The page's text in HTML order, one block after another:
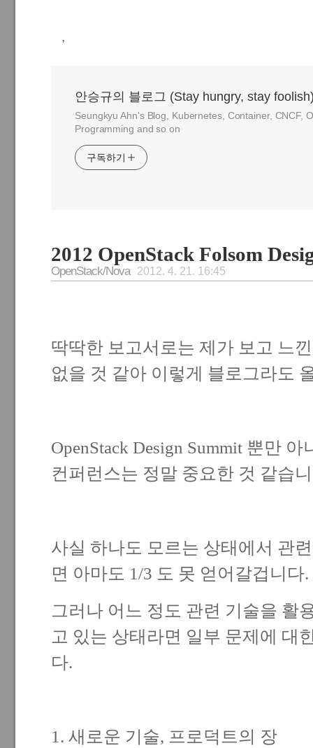
,
안승규의 블로그 (Stay hungry, stay
Seungkyu Ahn's Blog, Kubernetes, Container, CNCF,
Programming and so on
구독하기
2012 OpenStack Folsom
OpenStack/Nova 2012. 4. 21. 16:45
딱딱한 보고서로는 제가 보고 느
없을 것 같아 이렇게 블로그라도
OpenStack Design Summit 뿐만
컨퍼런스는 정말 중요한 것 같습
사실 하나도 모르는 상태에서 관
면 아마도 1/3 도 못 얻어갈겁니다.
그러나 어느 정도 관련 기술을 활
고 있는 상태라면 일부 문제에 대
다.
1. 새로운 기술, 프로덕트의 장